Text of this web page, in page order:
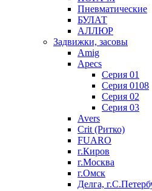
Пневматические
БУЛАТ
АЛЛЮР
Задвижки, засовы
Amig
Apecs
Серия 01
Серия 0108
Серия 02
Серия 03
Avers
Crit (Ритко)
FUARO
г.Киров
г.Москва
г.Омск
Делга,